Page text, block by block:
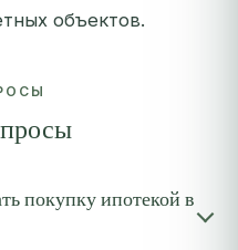
объектов.
покупку ипотекой в